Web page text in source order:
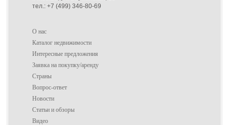
тел.: +7 (499) 346-80-69
О нас
Каталог недвижимости
Интересные предложения
Заявка на покупку/аренду
Страны
Вопрос-ответ
Новости
Статьи и обзоры
Видео